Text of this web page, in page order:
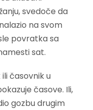
svedoče da
na svom
povratka sa
sat.
časovnik u
časove. Ili,
gozbu drugim